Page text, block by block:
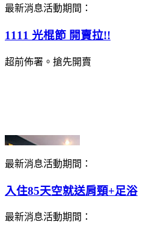
最新消息活動期間：
1111 光棍節 開賣拉!!
超前佈署。搶先開賣
最新消息活動期間：
入住85天空就送肩頸+足浴
最新消息活動期間：